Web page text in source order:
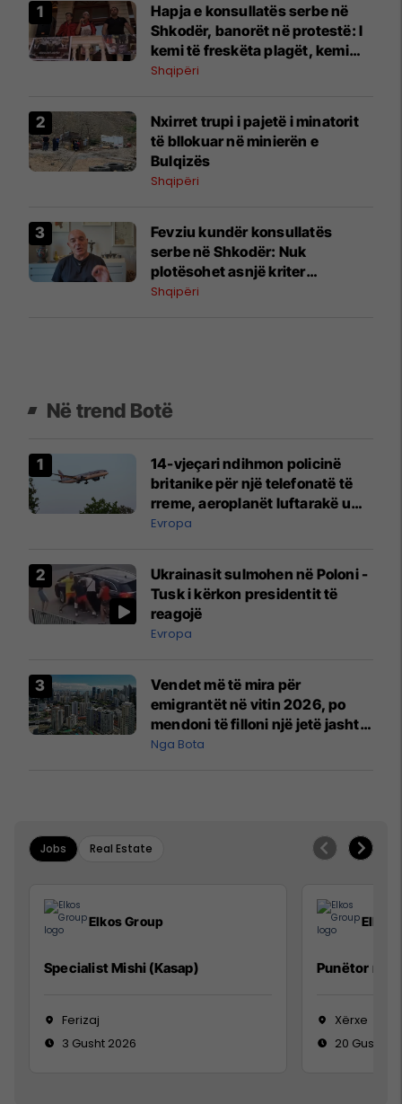
Hapja e konsullatës serbe në
Shkodër, banorët në protestë: I
kemi të freskëta plagët, kemi
vuajtur shumë
Shqipëri
Nxirret trupi i pajetë i minatorit
të bllokuar në minierën e
Bulqizës
Shqipëri
Fevziu kundër konsullatës
serbe në Shkodër: Nuk
plotësohet asnjë kriter
ndërkombëtar
Shqipëri
Në trend Botë
14-vjeçari ndihmon policinë
britanike për një telefonatë të
rreme, aeroplanët luftarakë u
ngritën në ajër për të
Mançesterit
Evropa
Ukrainasit sulmohen në Poloni -
Tusk i kërkon presidentit të
reagojë
Evropa
Vendet më të mira për
emigrantët në vitin 2026, po
mendoni të filloni një jetë jashtë
vendit?
Nga Bota
Jobs Real Estate
Elkos Group
Specialist Mishi (Kasap)
Ferizaj
3 Gusht 2026
Elkos
Punëtor në
Xërxe
20 Gusht